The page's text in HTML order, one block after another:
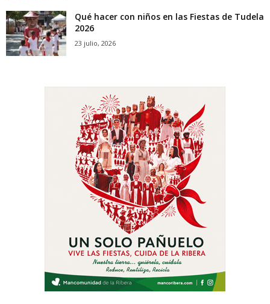
Qué hacer con niños en las Fiestas de Tudela
2026
23 julio, 2026